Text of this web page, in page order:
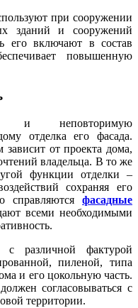
при сооружении
зданий и сооружений
его включают в состав
повышенную
и неповторимую
отделка его фасада.
от проекта дома,
владельца. В то же
функции отделки –
сохраняя его
справляются фасадные
всеми необходимыми
с различной фактурой
пиленой, типа
и его цокольную часть.
согласовываться с
территории.